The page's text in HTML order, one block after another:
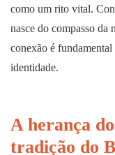
como um rito vital.
nasce do compasso da
conexão é
identidade.
A herança
tradição do